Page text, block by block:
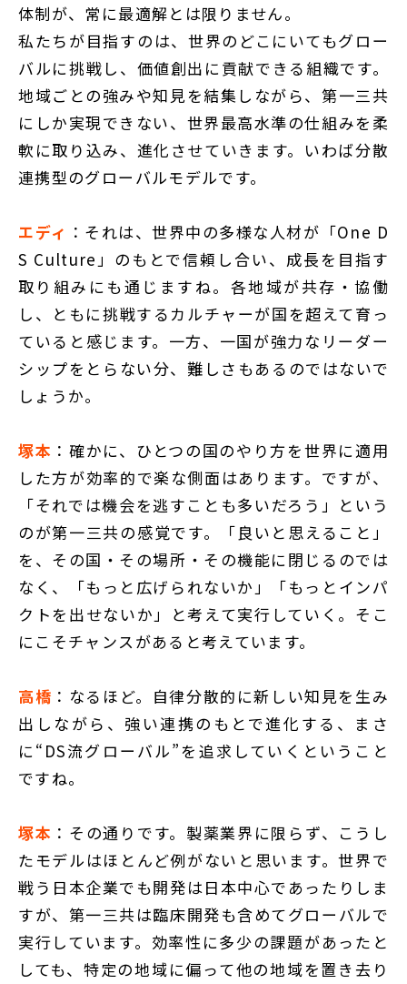
体制が、常に最適解とは限りません。
私たちが目指すのは、世界のどこにいてもグロー
バルに挑戦し、価値創出に貢献できる組織です。
地域ごとの強みや知見を結集しながら、第一三共
にしか実現できない、世界最高水準の仕組みを柔
軟に取り込み、進化させていきます。いわば分散
連携型のグローバルモデルです。
エディ ：それは、世界中の多様な人材が「One D
S Culture」のもとで信頼し合い、成長を目指す
取り組みにも通じますね。各地域が共存・協働
し、ともに挑戦するカルチャーが国を超えて育っ
ていると感じます。一方、一国が強力なリーダー
シップをとらない分、難しさもあるのではないで
しょうか。
塚本 ：確かに、ひとつの国のやり方を世界に適用
した方が効率的で楽な側面はあります。ですが、
「それでは機会を逃すことも多いだろう」という
のが第一三共の感覚です。「良いと思えること」
を、その国・その場所・その機能に閉じるのでは
なく、「もっと広げられないか」「もっとインパ
クトを出せないか」と考えて実行していく。そこ
にこそチャンスがあると考えています。
高橋 ：なるほど。自律分散的に新しい知見を生み
出しながら、強い連携のもとで進化する、まさ
に“DS流グローバル”を追求していくということ
ですね。
塚本 ：その通りです。製薬業界に限らず、こうし
たモデルはほとんど例がないと思います。世界で
戦う日本企業でも開発は日本中心であったりしま
すが、第一三共は臨床開発も含めてグローバルで
実行しています。効率性に多少の課題があったと
しても、特定の地域に偏って他の地域を置き去り